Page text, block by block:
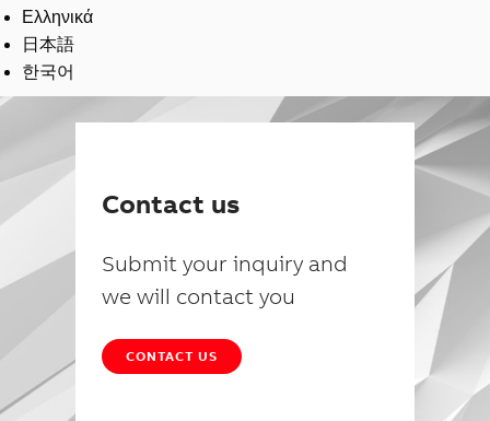
Ελληνικά
日本語
한국어
Contact us
Submit your inquiry and
we will contact you
CONTACT US